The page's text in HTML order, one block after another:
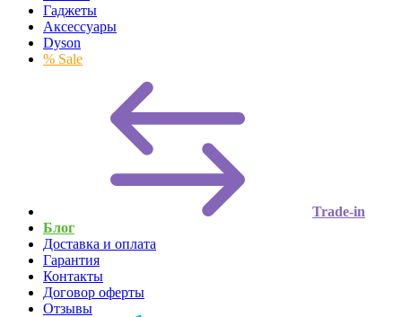
Гаджеты
Аксессуары
Dyson
% Sale
Trade-in
Блог
Доставка и оплата
Гарантия
Контакты
Договор оферты
Отзывы